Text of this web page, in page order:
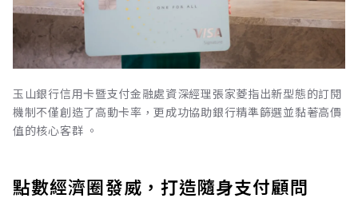
玉山銀行信用卡暨支付金融處資深經理張家菱指出新型態的訂閱
機制不僅創造了高動卡率，更成功協助銀行精準篩選並黏著高價
值的核心客群 。
點數經濟圈發威，打造隨身支付顧問